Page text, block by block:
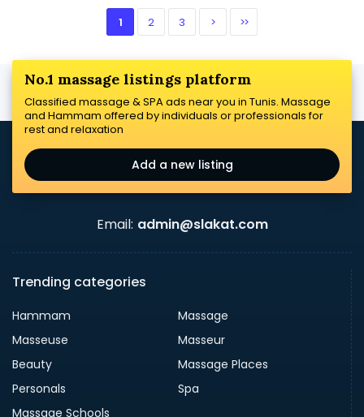
1 2 3 > >>
No.1 massage listings platform
Classified massage & SPA ads near you in Tunis. Massage
and Hammam offered by individuals or professionals for
rest and relaxation
Add a new listing
Email: admin@slakat.com
Trending categories
Hammam
Massage
Masseuse
Masseur
Beauty
Massage Places
Personals
Spa
Massage Schools